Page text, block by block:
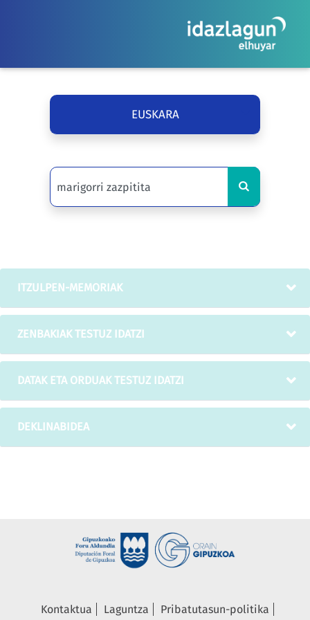
EUSKARA
ITZULPEN-MEMORIAK
ZENBAKIAK TESTUZ IDATZI
DATAK ETA ORDUAK TESTUZ IDATZI
DEKLINABIDEA
Kontaktua Laguntza
Pribatutasun-politika